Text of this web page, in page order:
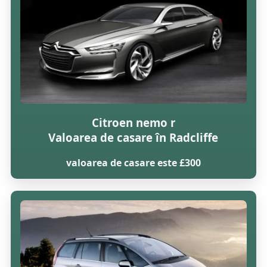
Citroen nemo r
Valoarea de casare în Radcliffe
valoarea de casare este £300